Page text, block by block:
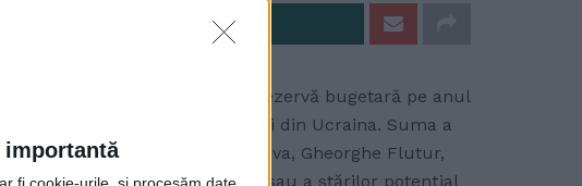
de lei din Fondul de rezervă bugetară pe anul
mobile pentru refugiaţii din Ucraina. Suma a
preşedintelui CJ Suceava, Gheorghe Flutur,
pe durata stărilor de urgență sau a stărilor potenţial